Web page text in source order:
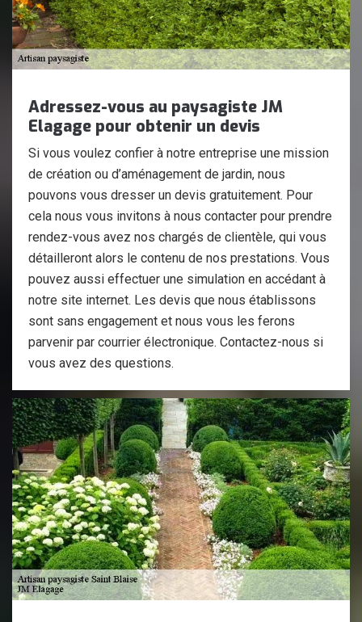
Adressez-vous au paysagiste JM
Elagage pour obtenir un devis
Si vous voulez confier à notre entreprise une mission
de création ou d’aménagement de jardin, nous
pouvons vous dresser un devis gratuitement. Pour
cela nous vous invitons à nous contacter pour prendre
rendez-vous avez nos chargés de clientèle, qui vous
détailleront alors le contenu de nos prestations. Vous
pouvez aussi effectuer une simulation en accédant à
notre site internet. Les devis que nous établissons
sont sans engagement et nous vous les ferons
parvenir par courrier électronique. Contactez-nous si
vous avez des questions.